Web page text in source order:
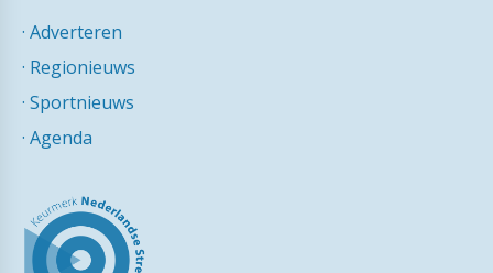
· Adverteren
· Regionieuws
· Sportnieuws
· Agenda